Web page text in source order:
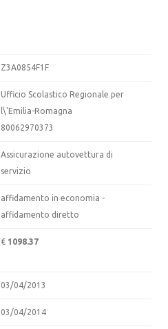
Z3A0854F1F
Ufficio Scolastico Regionale per
l\'Emilia-Romagna
80062970373
Assicurazione autovettura di
servizio
affidamento in economia -
affidamento diretto
€ 1098.37
03/04/2013
03/04/2014